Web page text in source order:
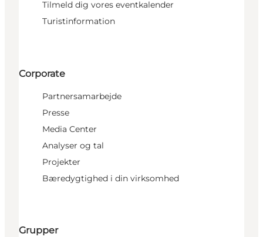
Tilmeld dig vores eventkalender
Turistinformation
Corporate
Partnersamarbejde
Presse
Media Center
Analyser og tal
Projekter
Bæredygtighed i din virksomhed
Grupper